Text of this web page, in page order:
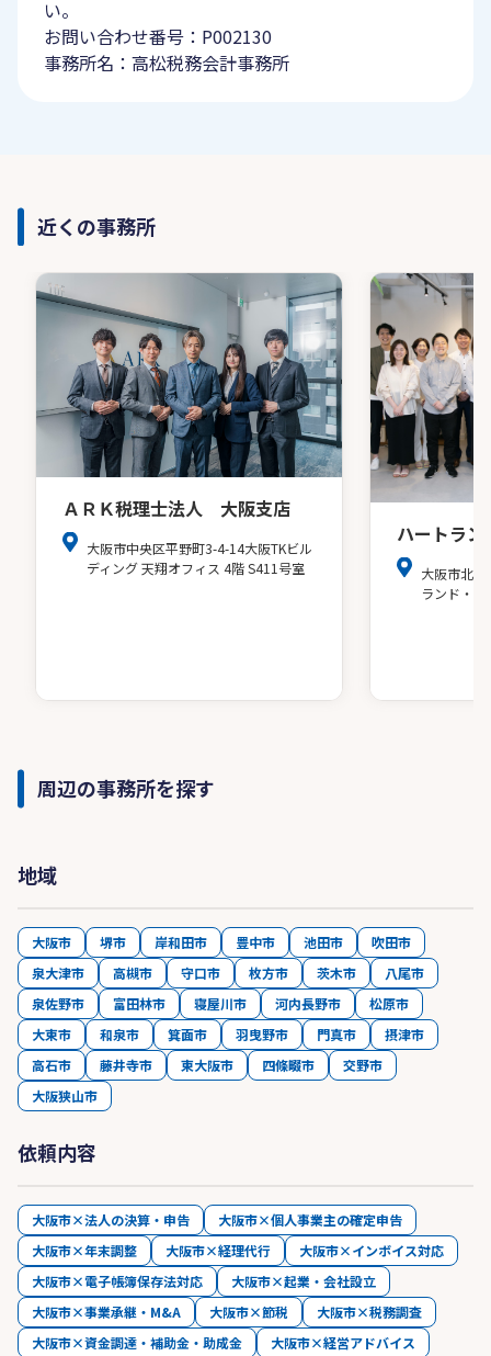
い。
お問い合わせ番号：P002130
事務所名：高松税務会計事務所
近くの事務所
ＡＲＫ税理士法人 大阪支店
大阪市中央区平野町3-4-14大阪TKビル
ディング 天翔オフィス 4階 S411号室
ハートラ
大阪市北
ランド・
周辺の事務所を探す
地域
大阪市 堺市 岸和田市 豊中市 池田市
吹田市
泉大津市
高槻市 守口市 枚方市 茨木市
八尾市
泉佐野市
富田林市 寝屋川市 河内長野市
松原市
大東市
和泉市 箕面市 羽曳野市 門真市
摂津市
高石市
藤井寺市 東大阪市 四條畷市
交野市
大阪狭山市
依頼内容
大阪市×法人の決算・申告
大阪市×個人事業主の確定申告
大阪市×年末調整
大阪市×経理代行
大阪市×インボイス対応
大阪市×電子帳簿保存法対応
大阪市×起業・会社設立
大阪市×事業承継・M&A
大阪市×節税
大阪市×税務調査
大阪市×資金調達・補助金・助成金
大阪市×経営アドバイス